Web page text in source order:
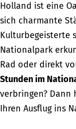
Holland ist eine
sich charmante
Kulturbegeisterte
Nationalpark
Rad oder direkt
Stunden im
verbringen? Dann
Ihren Ausflug ins